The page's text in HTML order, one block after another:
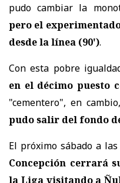
pudo cambiar la
pero el
desde la línea (90').
Con esta pobre
en el décimo puesto
"cementero", en
pudo salir del fondo
El próximo sábado a las
Concepción cerrará
la Liga visitando a